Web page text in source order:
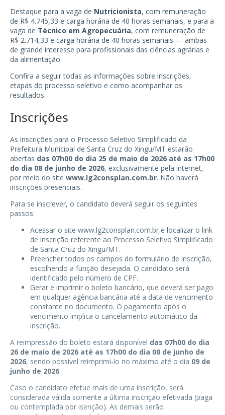
Destaque para a vaga de Nutricionista, com remuneração
de R$ 4.745,33 e carga horária de 40 horas semanais, e para a
vaga de Técnico em Agropecuária, com remuneração de
R$ 2.714,33 e carga horária de 40 horas semanais — ambas
de grande interesse para profissionais das ciências agrárias e
da alimentação.
Confira a seguir todas as informações sobre inscrições,
etapas do processo seletivo e como acompanhar os
resultados.
Inscrições
As inscrições para o Processo Seletivo Simplificado da
Prefeitura Municipal de Santa Cruz do Xingu/MT estarão
abertas das 07h00 do dia 25 de maio de 2026 até as 17h00
do dia 08 de junho de 2026, exclusivamente pela internet,
por meio do site www.lg2consplan.com.br. Não haverá
inscrições presenciais.
Para se inscrever, o candidato deverá seguir os seguintes
passos:
Acessar o site www.lg2consplan.com.br e localizar o link
de inscrição referente ao Processo Seletivo Simplificado
de Santa Cruz do Xingu/MT.
Preencher todos os campos do formulário de inscrição,
escolhendo a função desejada. O candidato será
identificado pelo número de CPF.
Gerar e imprimir o boleto bancário, que deverá ser pago
em qualquer agência bancária até a data de vencimento
constante no documento. O pagamento após o
vencimento implica o cancelamento automático da
inscrição.
A reimpressão do boleto estará disponível das 07h00 do dia
26 de maio de 2026 até as 17h00 do dia 08 de junho de
2026, sendo possível reimprimi-lo no máximo até o dia 09 de
junho de 2026.
Caso o candidato efetue mais de uma inscrição, será
considerada válida somente a última inscrição efetivada (paga
ou contemplada por isenção). As demais serão